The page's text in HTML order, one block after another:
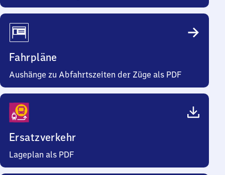
Fahrpläne
Aushänge zu Abfahrtszeiten der Züge als PDF
Ersatzverkehr
Lageplan als PDF